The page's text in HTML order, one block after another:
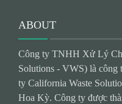
ABOUT
Công ty TNHH Xử Lý
Solutions - VWS) là công
ty California Waste
Hoa Kỳ. Công ty được